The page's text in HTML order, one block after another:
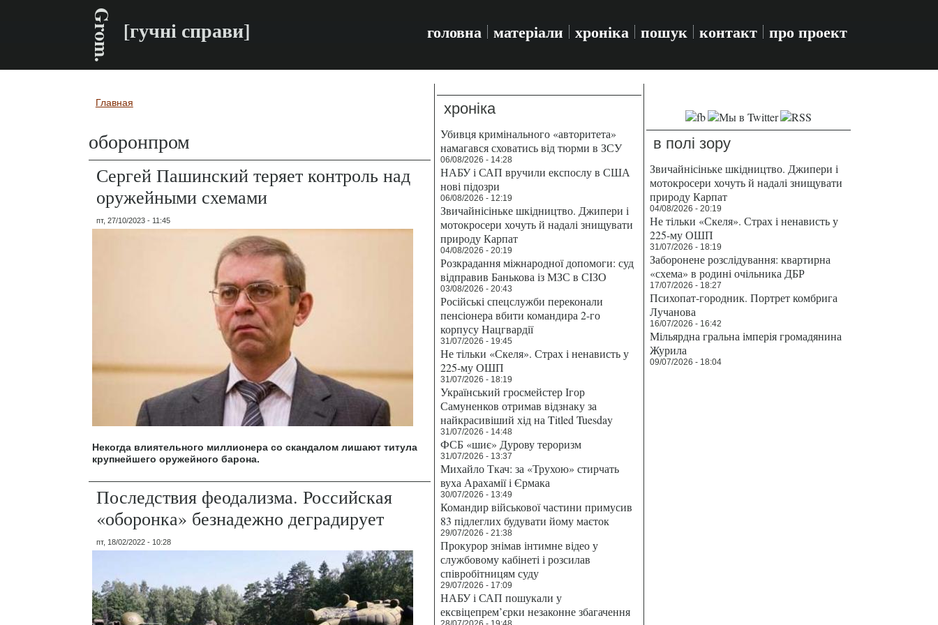
Grom. [гучні справи] головна матеріали хроніка пошук контакт про проект
Вы здесь
Главная
оборонпром
Сергей Пашинский теряет контроль над
оружейными схемами
пт, 27/10/2023 - 11:45
Некогда влиятельного миллионера со скандалом лишают титула
крупнейшего оружейного барона.
Последствия феодализма. Российская
«оборонка» безнадежно деградирует
пт, 18/02/2022 - 10:28
хроніка
Убивця кримінального «авторитета»
намагався сховатись від тюрми в ЗСУ
06/08/2026 - 14:28
НАБУ і САП вручили експослу в США
нові підозри
06/08/2026 - 12:19
Звичайнісіньке шкідництво. Джипери і
мотокросери хочуть й надалі знищувати
природу Карпат
04/08/2026 - 20:19
Розкрадання міжнародної допомоги: суд
відправив Банькова із МЗС в СІЗО
03/08/2026 - 20:43
Російські спецслужби переконали
пенсіонера вбити командира 2-го
корпусу Нацгвардії
31/07/2026 - 19:45
Не тільки «Скеля». Страх і ненависть у
225-му ОШП
31/07/2026 - 18:19
Український гросмейстер Ігор
Самуненков отримав відзнаку за
найкрасивіший хід на Titled Tuesday
31/07/2026 - 14:48
ФСБ «шиє» Дурову тероризм
31/07/2026 - 13:37
Михайло Ткач: за «Трухою» стирчать
вуха Арахамії і Єрмака
30/07/2026 - 13:49
Командир військової частини примусив
83 підлеглих будувати йому маєток
29/07/2026 - 21:38
Прокурор знімав інтимне відео у
службовому кабінеті і розсилав
співробітницям суду
29/07/2026 - 17:09
НАБУ і САП пошукали у
ексвіцепрем’єрки незаконне збагачення
в полі зору
Звичайнісіньке шкідництво. Джипери і
мотокросери хочуть й надалі знищувати
природу Карпат
04/08/2026 - 20:19
Не тільки «Скеля». Страх і ненависть у
225-му ОШП
31/07/2026 - 18:19
Заборонене розслідування: квартирна
«схема» в родині очільника ДБР
17/07/2026 - 18:27
Психопат-городник. Портрет комбрига
Лучанова
16/07/2026 - 16:42
Мільярдна гральна імперія громадянина
Журила
09/07/2026 - 18:04